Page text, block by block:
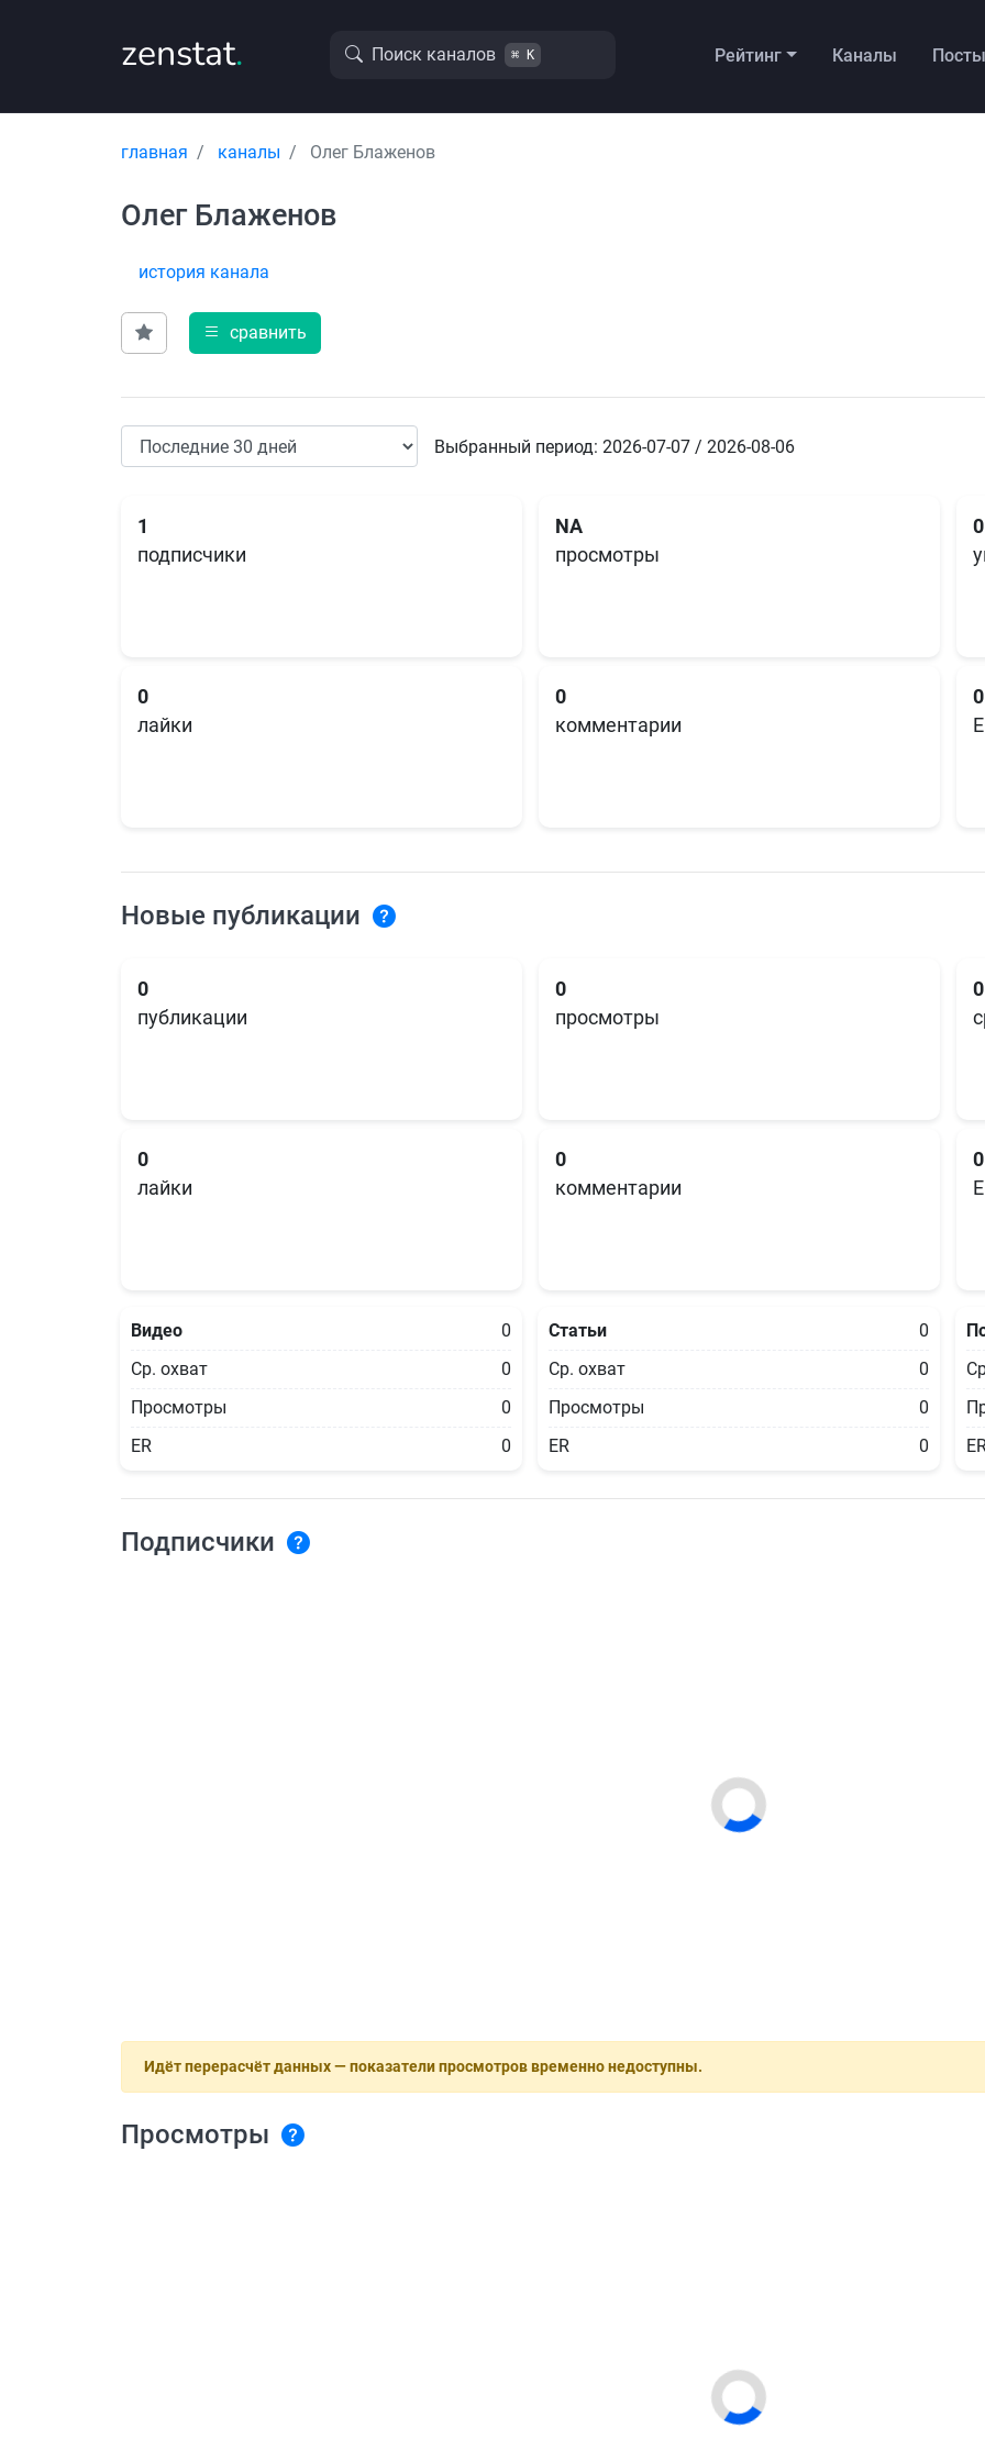
zenstat. Поиск каналов ⌘ K Рейтинг Каналы Посты
главная каналы Олег Блаженов
Олег Блаженов
история канала
сравнить
Выбранный период: 2026-07-07 / 2026-08-06
1
подписчики
NA
просмотры
0
0
лайки
0
комментарии
0
Новые публикации
0
публикации
0
просмотры
0
0
лайки
0
комментарии
0
Видео
0
Ср. охват
0
Просмотры
0
ER
0
Статьи
0
Ср. охват
0
Просмотры
0
ER
0
Подписчики
Идёт перерасчёт данных — показатели просмотров временно недоступны.
Просмотры